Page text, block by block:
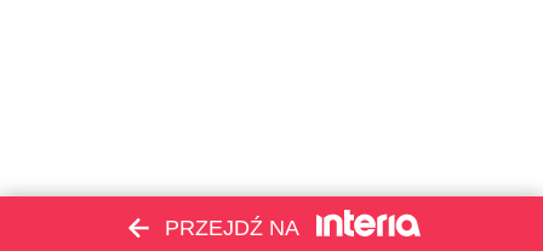
PRZEJDŹ NA